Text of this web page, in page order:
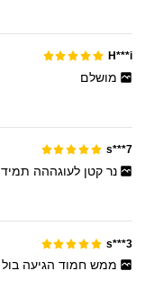
H***i
מושלם
s***7
נר קטן לעוגההה תמיד
s***3
ממש חמוד הגיעה בול